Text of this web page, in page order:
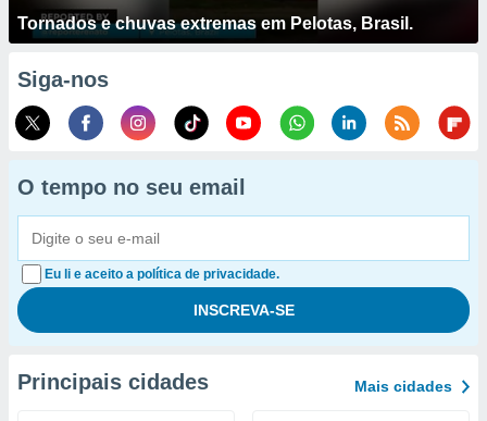
Tornados e chuvas extremas em Pelotas, Brasil.
Siga-nos
O tempo no seu email
Eu li e aceito a política de privacidade.
Principais cidades Mais cidades